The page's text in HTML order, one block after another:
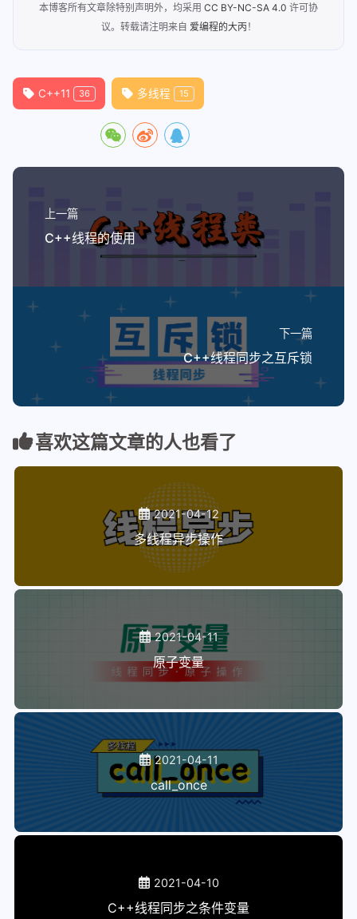
本博客所有文章除特别声明外，均采用 CC BY-NC-SA 4.0 许可协
议。转载请注明来自 爱编程的大丙！
C++11 36 多线程 15
上一篇
C++线程的使用
下一篇
C++线程同步之互斥锁
喜欢这篇文章的人也看了
2021-04-12
多线程异步操作
2021-04-11
原子变量
2021-04-11
call_once
2021-04-10
C++线程同步之条件变量